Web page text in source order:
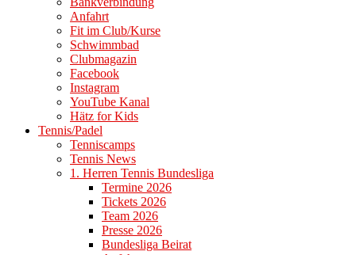
Anfahrt
Fit im Club/Kurse
Schwimmbad
Clubmagazin
Facebook
Instagram
YouTube Kanal
Hätz for Kids
Tennis/Padel
Tenniscamps
Tennis News
1. Herren Tennis Bundesliga
Termine 2026
Tickets 2026
Team 2026
Presse 2026
Bundesliga Beirat